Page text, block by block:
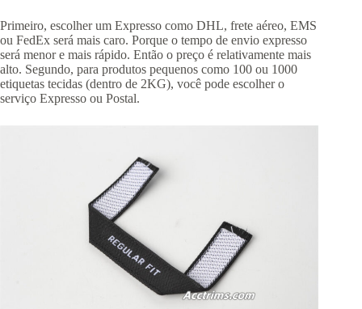
Primeiro, escolher um Expresso como DHL, frete aéreo, EMS
ou FedEx será mais caro. Porque o tempo de envio expresso
será menor e mais rápido. Então o preço é relativamente mais
alto. Segundo, para produtos pequenos como 100 ou 1000
etiquetas tecidas (dentro de 2KG), você pode escolher o
serviço Expresso ou Postal.